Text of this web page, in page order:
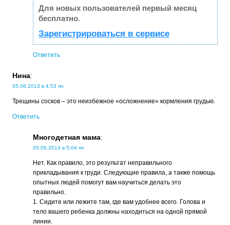
Для новых пользователей первый месяц
бесплатно.
Зарегистрироваться в сервисе
Ответить
Нина:
05.06.2013 в 4:53 пп
Трещины сосков – это неизбежное «осложнение» кормления грудью.
Ответить
Многодетная мама:
05.06.2013 в 5:04 пп
Нет. Как правило, это результат неправильного
прикладывания к груди. Следующие правила, а также помощь
опытных людей помогут вам научиться делать это
правильно.
1. Сидите или лежите там, где вам удобнее всего. Голова и
тело вашего ребенка должны находиться на одной прямой
линии.